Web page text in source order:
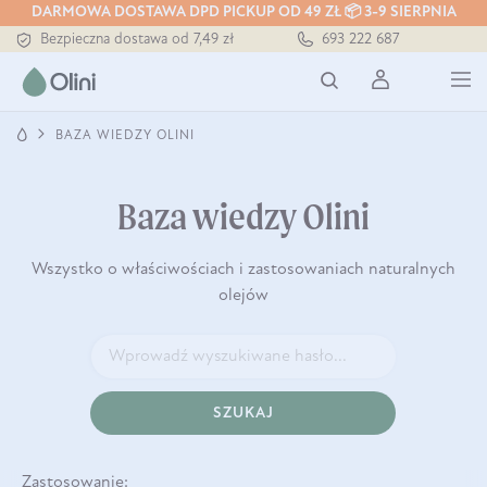
DARMOWA DOSTAWA DPD PICKUP OD 49 ZŁ 📦 3-9 SIERPNIA
Tłoczony zawsze na zimno
Bezpieczna dostawa od 7,49 zł
Tłoczony zawsze na zimno
693 222 687
BAZA WIEDZY OLINI
Baza wiedzy Olini
Wszystko o właściwościach i zastosowaniach naturalnych
olejów
SZUKAJ
Zastosowanie: